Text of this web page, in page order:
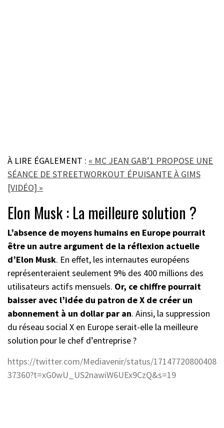
À LIRE ÉGALEMENT : « MC JEAN GAB’1 PROPOSE UNE
SÉANCE DE STREETWORKOUT ÉPUISANTE À GIMS
[VIDÉO] »
Elon Musk : La meilleure solution ?
L’absence de moyens humains en Europe pourrait
être un autre argument de la réflexion actuelle
d’Elon Musk. En effet, les internautes européens
représenteraient seulement 9% des 400 millions des
utilisateurs actifs mensuels. Or, ce chiffre pourrait
baisser avec l’idée du patron de X de créer un
abonnement à un dollar par an. Ainsi, la suppression
du réseau social X en Europe serait-elle la meilleure
solution pour le chef d’entreprise ?
https://twitter.com/Mediavenir/status/17147720800408
37360?t=xG0wU_US2nawiW6UEx9CzQ&s=19